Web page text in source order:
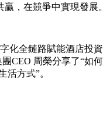
，在競爭中實現發展。
化全鏈路賦能酒店投
CEO 周榮分享了“如
方式”。